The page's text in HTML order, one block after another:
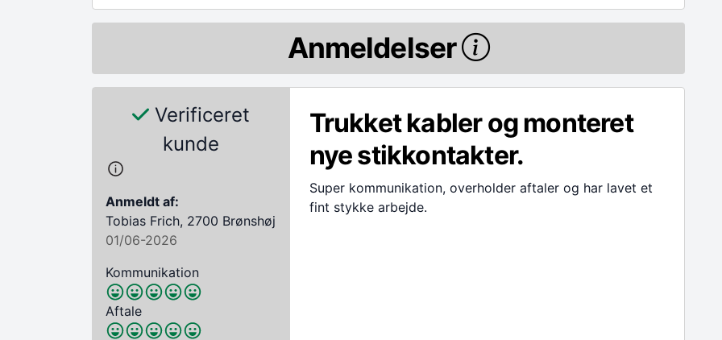
Anmeldelser
Verificeret
kunde
Anmeldt af:
Tobias Frich, 2700 Brønshøj
01/06-2026
Kommunikation
Aftale
Trukket kabler og monteret
nye stikkontakter.
Super kommunikation, overholder aftaler og har lavet et
fint stykke arbejde.